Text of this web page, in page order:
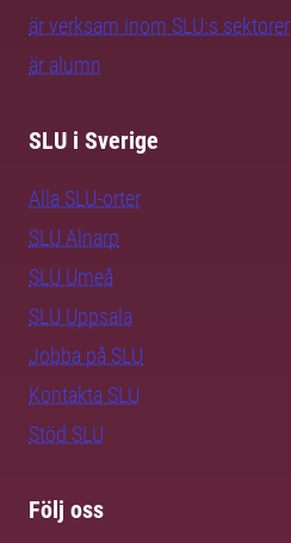
är verksam inom SLU:s sektorer
är alumn
SLU i Sverige
Alla SLU-orter
SLU Alnarp
SLU Umeå
SLU Uppsala
Jobba på SLU
Kontakta SLU
Stöd SLU
Följ oss